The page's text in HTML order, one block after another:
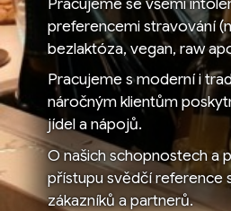
preferencemi stravování
bezlaktóza, vegan, raw
Pracujeme s moderní i
náročným klientům
jídel a nápojů.
O našich schopnostech a
přístupu svědčí reference
zákazníků a partnerů.